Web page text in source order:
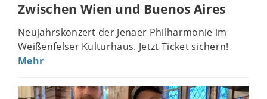
Zwischen Wien und Buenos Aires
Neujahrskonzert der Jenaer Philharmonie im
Weißenfelser Kulturhaus. Jetzt Ticket sichern!
Mehr